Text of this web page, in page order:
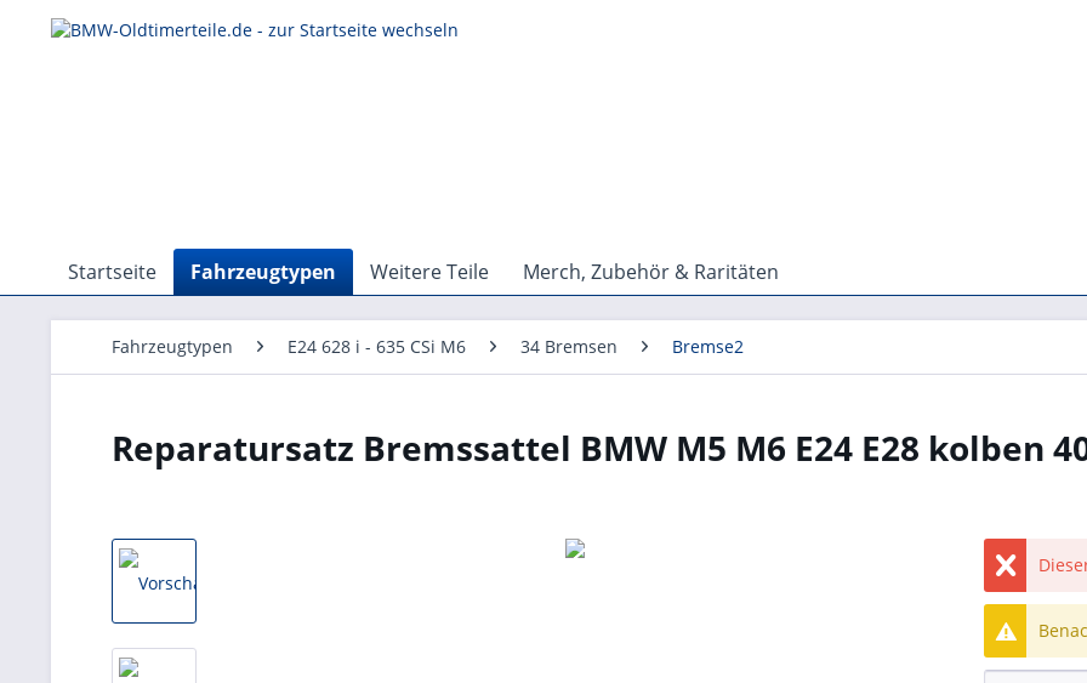
Startseite Fahrzeugtypen Weitere Teile Merch, Zubehör & Raritäten
Fahrzeugtypen E24 628 i - 635 CSi M6 34 Bremsen Bremse2
Reparatursatz Bremssattel BMW M5 M6 E24 E28 kolben